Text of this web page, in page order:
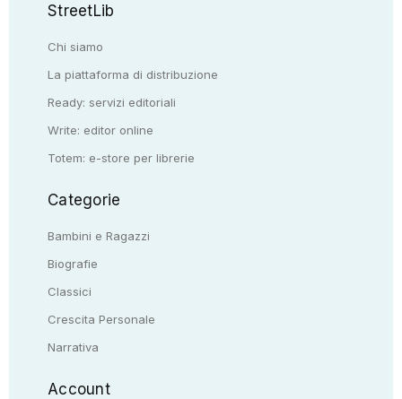
StreetLib
Chi siamo
La piattaforma di distribuzione
Ready: servizi editoriali
Write: editor online
Totem: e-store per librerie
Categorie
Bambini e Ragazzi
Biografie
Classici
Crescita Personale
Narrativa
Account